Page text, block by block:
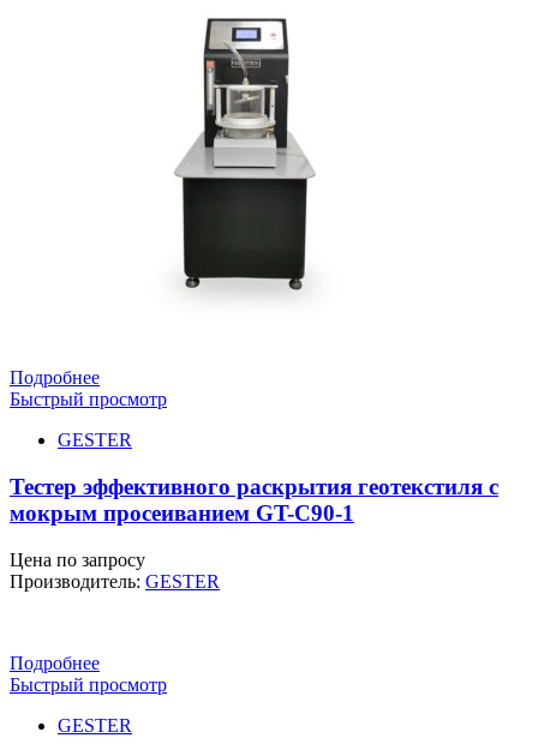
Подробнее
Быстрый просмотр
GESTER
Тестер эффективного раскрытия геотекстиля с
мокрым просеиванием GT-C90-1
Цена по запросу
Производитель: GESTER
Подробнее
Быстрый просмотр
GESTER